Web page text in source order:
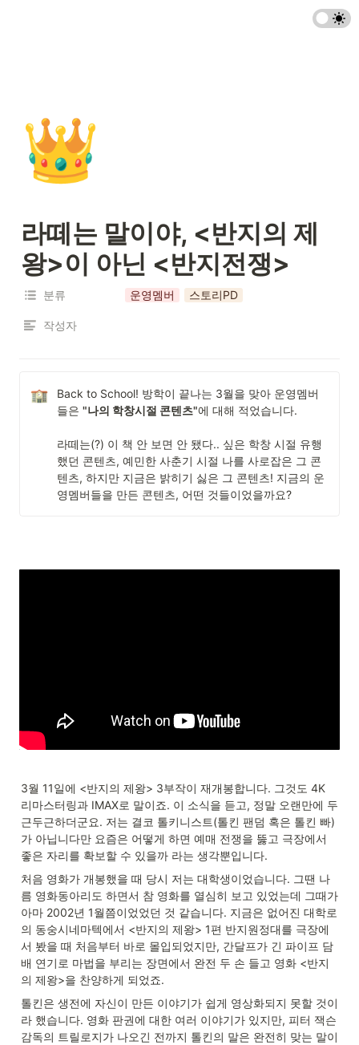
👑
라떼는 말이야, <반지의 제
왕>이 아닌 <반지전쟁>
분류 운영멤버 스토리PD
작성자
Back to School! 방학이 끝나는 3월을 맞아 운영멤버
들은 "나의 학창시절 콘텐츠"에 대해 적었습니다.
라떼는(?) 이 책 안 보면 안 됐다.. 싶은 학창 시절 유행
했던 콘텐츠, 예민한 사춘기 시절 나를 사로잡은 그 콘
텐츠, 하지만 지금은 밝히기 싫은 그 콘텐츠! 지금의 운
영멤버들을 만든 콘텐츠, 어떤 것들이었을까요?
3월 11일에 <반지의 제왕> 3부작이 재개봉합니다. 그것도 4K
리마스터링과 IMAX로 말이죠. 이 소식을 듣고, 정말 오랜만에 두
근두근하더군요. 저는 결코 톨키니스트(톨킨 팬덤 혹은 톨킨 빠)
가 아닙니다만 요즘은 어떻게 하면 예매 전쟁을 뚫고 극장에서
좋은 자리를 확보할 수 있을까 라는 생각뿐입니다.
처음 영화가 개봉했을 때 당시 저는 대학생이었습니다. 그땐 나
름 영화동아리도 하면서 참 영화를 열심히 보고 있었는데 그때가
아마 2002년 1월쯤이었었던 것 같습니다. 지금은 없어진 대학로
의 동숭시네마텍에서 <반지의 제왕> 1편 반지원정대를 극장에
서 봤을 때 처음부터 바로 몰입되었지만, 간달프가 긴 파이프 담
배 연기로 마법을 부리는 장면에서 완전 두 손 들고 영화 <반지
의 제왕>을 찬양하게 되었죠.
톨킨은 생전에 자신이 만든 이야기가 쉽게 영상화되지 못할 것이
라 했습니다. 영화 판권에 대한 여러 이야기가 있지만, 피터 잭슨
감독의 트릴로지가 나오긴 전까지 톨킨의 말은 완전히 맞는 말이